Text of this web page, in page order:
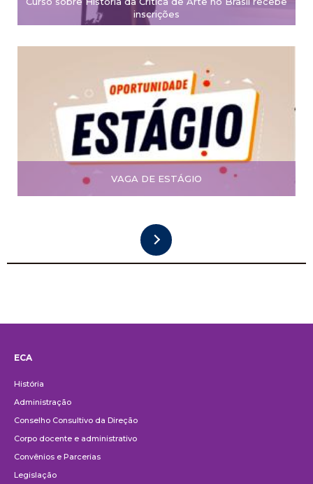
inscrições
VAGA DE ESTÁGIO
ECA
História
Administração
Conselho Consultivo da Direção
Corpo docente e administrativo
Convênios e Parcerias
Legislação